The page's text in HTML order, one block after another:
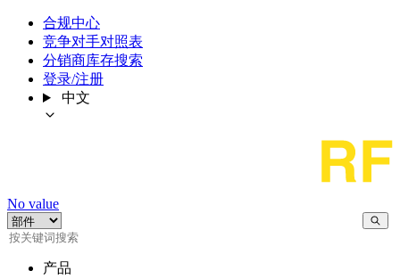
合规中心
竞争对手对照表
分销商库存搜索
登录/注册
中文
No value
产品